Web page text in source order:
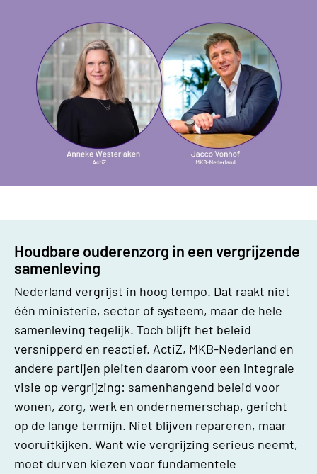
Houdbare ouderenzorg in een vergrijzende
samenleving
Nederland vergrijst in hoog tempo. Dat raakt niet
één ministerie, sector of systeem, maar de hele
samenleving tegelijk. Toch blijft het beleid
versnipperd en reactief. ActiZ, MKB-Nederland en
andere partijen pleiten daarom voor een integrale
visie op vergrijzing: samenhangend beleid voor
wonen, zorg, werk en ondernemerschap, gericht
op de lange termijn. Niet blijven repareren, maar
vooruitkijken. Want wie vergrijzing serieus neemt,
moet durven kiezen voor fundamentele